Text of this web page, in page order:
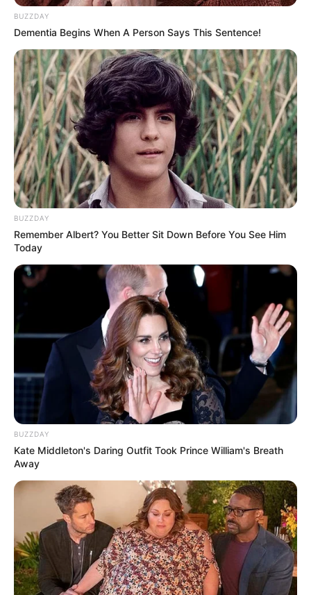
BUZZDAY
Dementia Begins When A Person Says This Sentence!
BUZZDAY
Remember Albert? You Better Sit Down Before You See Him
Today
BUZZDAY
Kate Middleton's Daring Outfit Took Prince William's Breath
Away